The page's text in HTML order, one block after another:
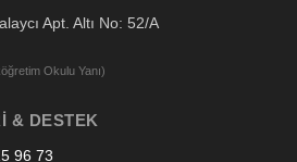
Apt. Altı No: 52/A
Okulu Yanı)
& DESTEK
96 73